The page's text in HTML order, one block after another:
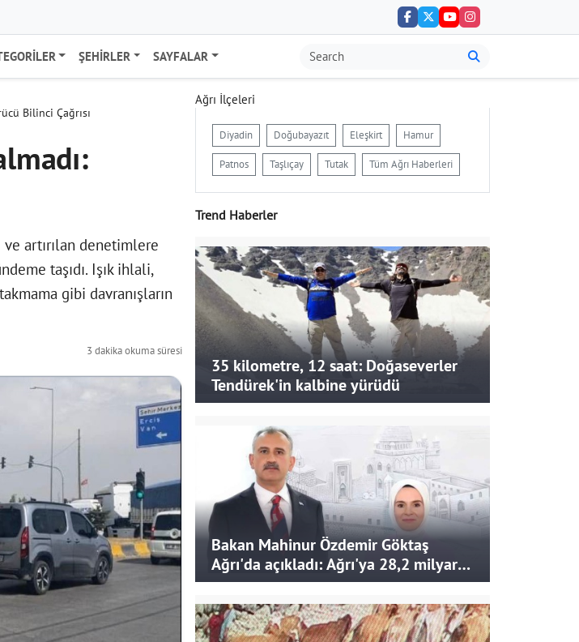
ŞEHIRLER SAYFALAR
Bilinci Çağrısı
artırılan denetimlere
taşıdı. Işık ihlali,
gibi davranışların
3 dakika okuma süresi
Ağrı İlçeleri
Diyadin Doğubayazıt Eleşkirt Hamur
Patnos Taşlıçay Tutak Tüm Ağrı Haberleri
Trend Haberler
35 kilometre, 12 saat: Doğaseverler
Tendürek'in kalbine yürüdü
Bakan Mahinur Özdemir Göktaş
Ağrı'da açıkladı: Ağrı'ya 28,2 milyar
liralık yatırım ve destek sağlandı